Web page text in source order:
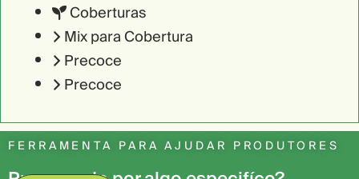
Coberturas
Mix para Cobertura
Precoce
Precoce
FERRAMENTA PARA AJUDAR PRODUTORES